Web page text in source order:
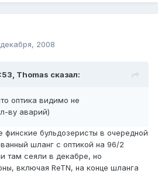
2008
Thomas сказал:
оптика видимо не
ву аварий)
финские бульдозеристы в очередной
шланг с оптикой на 96/2
там сеяли в декабре, но
включая ReTN, на конце шланга